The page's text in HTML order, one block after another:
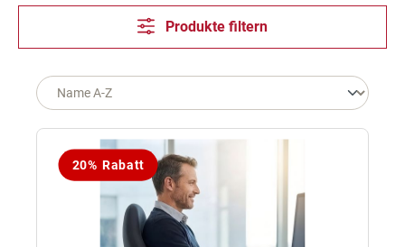
Produkte filtern
20% Rabatt